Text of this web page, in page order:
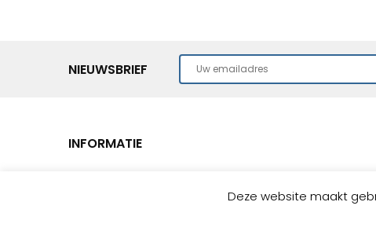
NIEUWSBRIEF
INFORMATIE
Deze website maakt